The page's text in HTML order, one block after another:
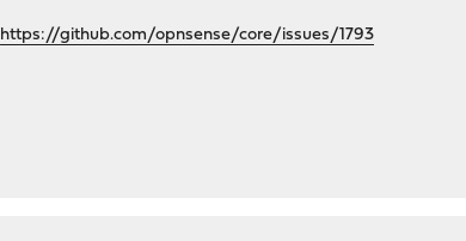
https://github.com/opnsense/core/issues/1793